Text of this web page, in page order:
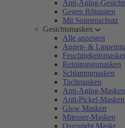
Anti-Aging-
Gegen Rötungen
Mit Sonnenschutz
Gesichtsmasken
Alle anzeigen
Augen- &
Reinigungsmasken
Schlammmasken
Tuchmasken
Anti-Aging-Masken
Anti-Pickel-Masken
Glow Masken
Mitesser-Masken
Overnight Maske